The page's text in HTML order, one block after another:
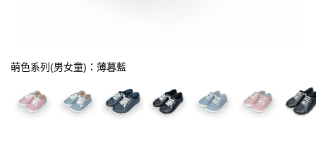
萌色系列(男女童)：薄暮藍